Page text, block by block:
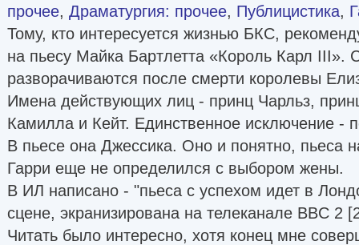
прочее, Драматургия: прочее, Публицистика,
Тому, кто интересуется жизнью БКС,
на пьесу Майка Бартлетта «Король Карл III».
разворачиваются после смерти королевы
Имена действующих лиц - принц Чарльз,
Камилла и Кейт. Единственное исключение -
В пьесе она Джессика. Оно и понятно, пьеса
Гарри еще не определился с выбором жены.
В ИЛ написано - "пьеса с успехом идет в
сцене, экранизирована на телеканале BBC 2
Читать было интересно, хотя конец мне